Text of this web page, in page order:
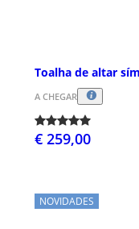
Toalha de altar
A CHEGAR
€ 259,00
NOVIDADES